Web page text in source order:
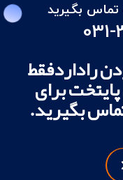
تماس بگيريد
راداردفقط
برای
بگیرید.